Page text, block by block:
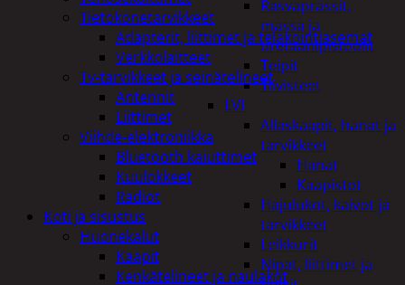
Rasvaprässit,
massa ja
uretaanipistoolit
Teipit
Tiivisteet
LVI
Allaskaapit, hanat ja
tarvikkeet
Hanat
Kaapistot
Hajulukot, kaivot ja
tarvikkeet
Leikkurit
Nipat, liittimet ja
Tietokonetarvikkeet
Adapterit, liittimet ja telakointiasemat
Verkkolaitteet
Tv-tarvikkeet ja seinätelineet
Antennit
Liittimet
Viihde-elektroniikka
Bluetooth kaiuttimet
Kuulokkeet
Radiot
Koti ja sisustus
Huonekalut
Kaapit
Kenkätelineet ja naulakot